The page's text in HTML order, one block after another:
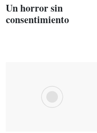
Un horror sin
consentimiento